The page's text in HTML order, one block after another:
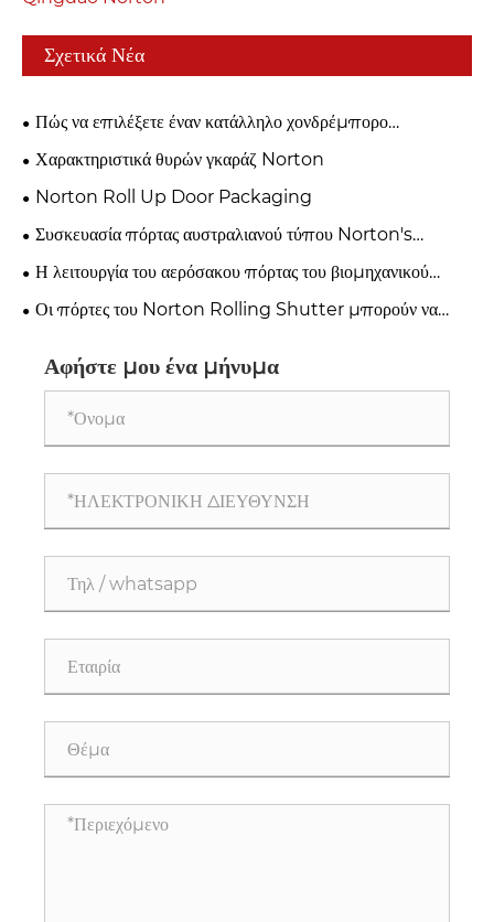
Σχετικά Νέα
Πώς να επιλέξετε έναν κατάλληλο χονδρέμπορο
γκαραζόπορτας;
Χαρακτηριστικά θυρών γκαράζ Norton
Norton Roll Up Door Packaging
Συσκευασία πόρτας αυστραλιανού τύπου Norton's
Australian
Η λειτουργία του αερόσακου πόρτας του βιομηχανικού
γκαράζ Norton
Οι πόρτες του Norton Rolling Shutter μπορούν να
Αφήστε μου ένα μήνυμα